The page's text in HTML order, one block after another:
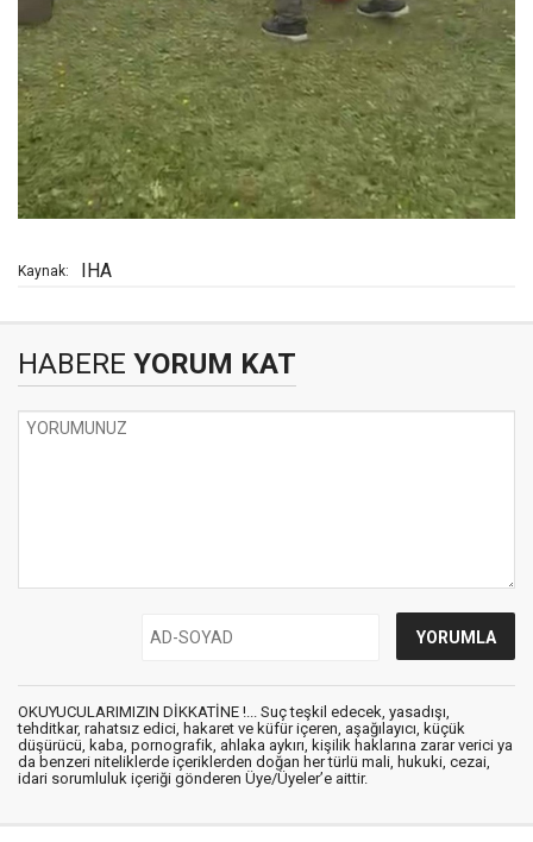
Kaynak: IHA
HABERE YORUM KAT
OKUYUCULARIMIZIN DİKKATİNE !... Suç teşkil edecek, yasadışı,
tehditkar, rahatsız edici, hakaret ve küfür içeren, aşağılayıcı, küçük
düşürücü, kaba, pornografik, ahlaka aykırı, kişilik haklarına zarar verici ya
da benzeri niteliklerde içeriklerden doğan her türlü mali, hukuki, cezai,
idari sorumluluk içeriği gönderen Üye/Üyeler’e aittir.